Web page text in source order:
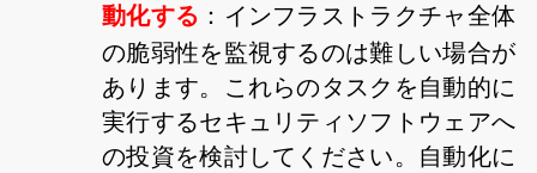
動化する ：インフラストラクチャ全体
の脆弱性を監視するのは難しい場合が
あります。これらのタスクを自動的に
実行するセキュリティソフトウェアへ
の投資を検討してください。自動化に